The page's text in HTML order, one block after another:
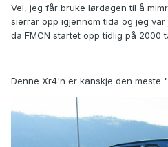
Vel, jeg får bruke lørdagen til å
sierrar opp igjennom tida og jeg
da FMCN startet opp tidlig på 2000
Denne Xr4'n er kanskje den meste